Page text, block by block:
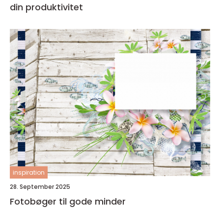
din produktivitet
inspiration
28. September 2025
Fotobøger til gode minder